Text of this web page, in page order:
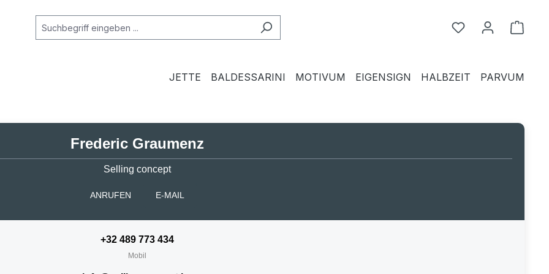
Du hast 0
JETTE BALDESSARINI MOTIVUM EIGENSIGN HALBZEIT PARVUM
Frederic Graumenz
Selling concept
ANRUFEN E-MAIL
+32 489 773 434
Mobil